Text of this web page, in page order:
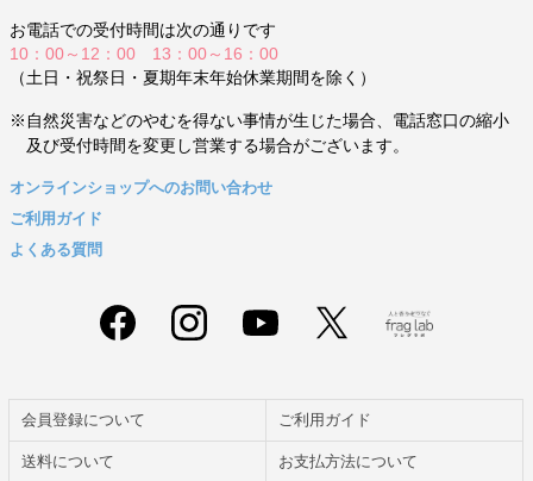
お電話での受付時間は次の通りです
10：00～12：00 13：00～16：00
（土日・祝祭日・夏期年末年始休業期間を除く）
※自然災害などのやむを得ない事情が生じた場合、電話窓口の縮小
及び受付時間を変更し営業する場合がございます。
オンラインショップへのお問い合わせ
ご利用ガイド
よくある質問
会員登録について ご利用ガイド
送料について お支払方法について